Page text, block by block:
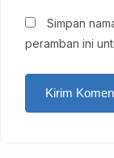
Simpan
peramban ini